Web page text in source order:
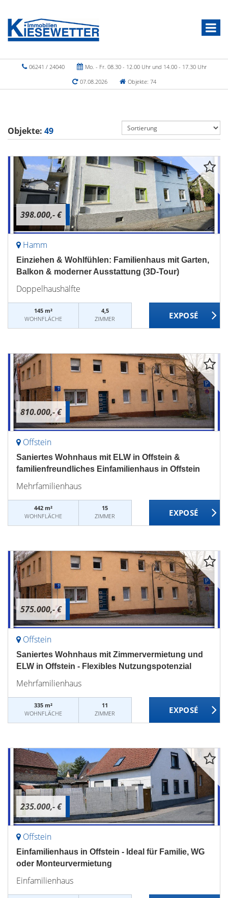
06241 / 24040
Mo. - Fr. 08.30 - 12.00 Uhr und 14.00 - 17.30 Uhr
07.08.2026
Objekte: 74
Objekte: 49
398.000,- €
Hamm
Einziehen & Wohlfühlen: Familienhaus mit Garten,
Balkon & moderner Ausstattung (3D-Tour)
Doppelhaushälfte
145 m²
WOHNFLÄCHE
4,5
ZIMMER
810.000,- €
Offstein
Saniertes Wohnhaus mit ELW in Offstein &
familienfreundliches Einfamilienhaus in Offstein
Mehrfamilienhaus
442 m²
WOHNFLÄCHE
15
ZIMMER
575.000,- €
Offstein
Saniertes Wohnhaus mit Zimmervermietung und
ELW in Offstein - Flexibles Nutzungspotenzial
Mehrfamilienhaus
335 m²
WOHNFLÄCHE
11
ZIMMER
235.000,- €
Offstein
Einfamilienhaus in Offstein - Ideal für Familie, WG
oder Monteurvermietung
Einfamilienhaus